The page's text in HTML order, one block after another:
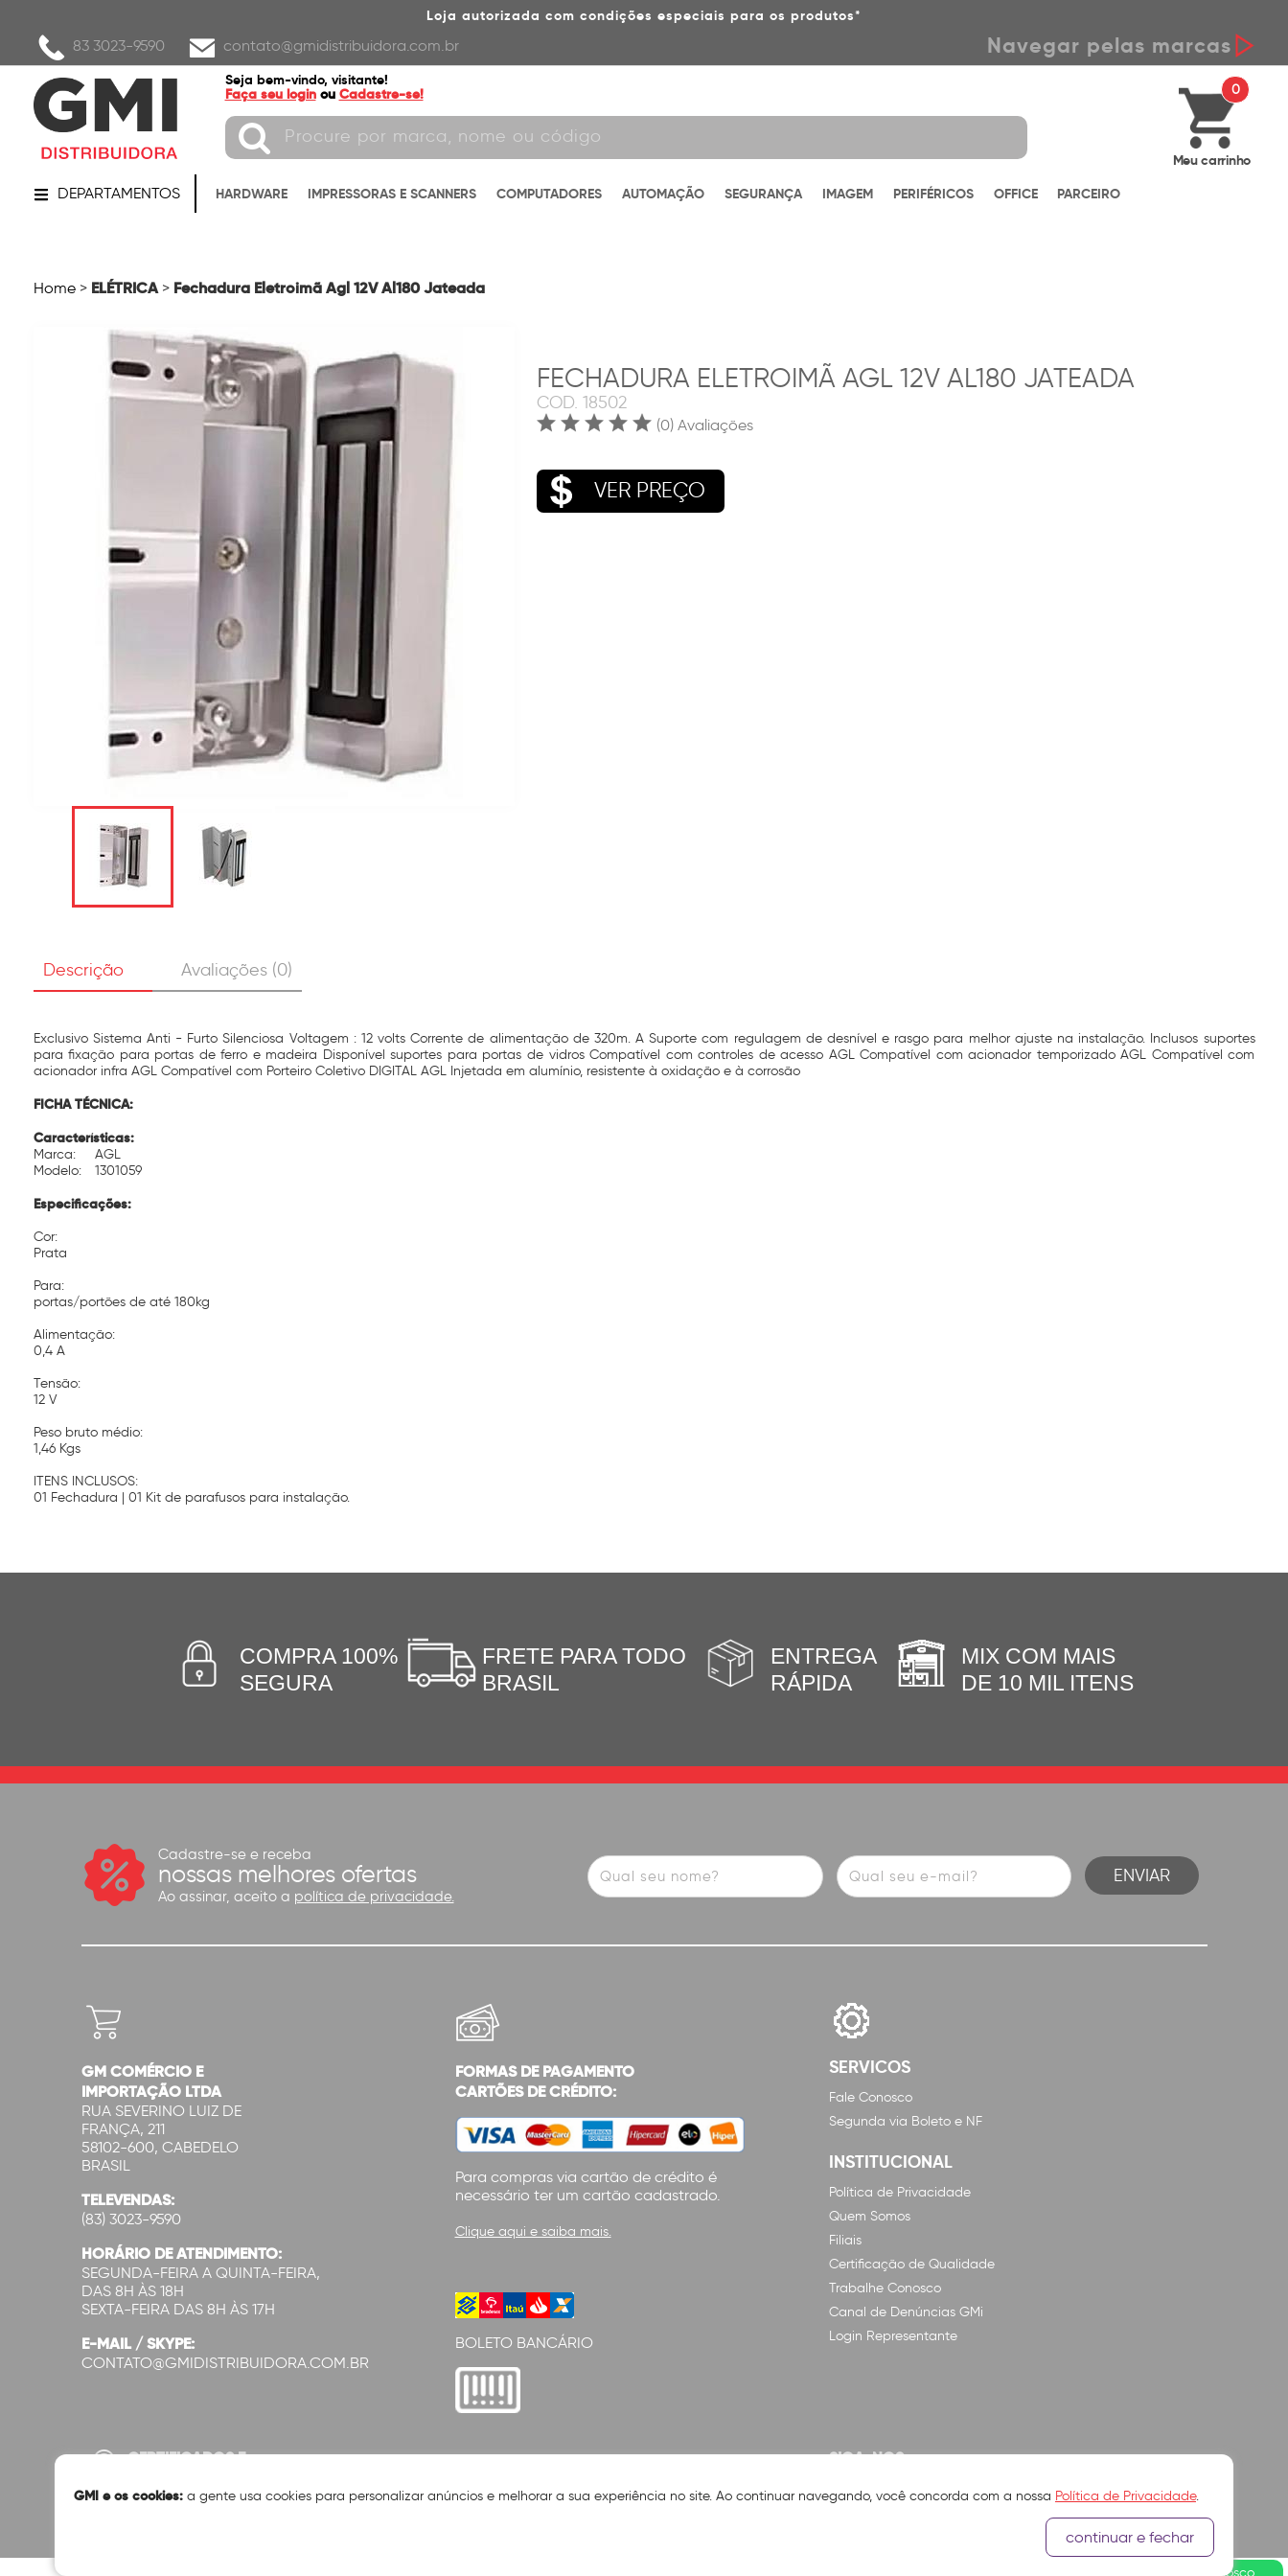
Loja autorizada com condições especiais para os produtos*
83 3023-9590 contato@gmidistribuidora.com.br Navegar pelas marcas
Seja bem-vindo, visitante!
Faça seu login ou Cadastre-se! 0
Meu carrinho
DEPARTAMENTOS HARDWARE IMPRESSORAS E SCANNERS COMPUTADORES AUTOMAÇÃO SEGURANÇA IMAGEM PERIFÉRICOS OFFICE PARCEIRO
Home > ELÉTRICA > Fechadura Eletroimã Agl 12V Al180 Jateada
FECHADURA ELETROIMÃ AGL 12V AL180 JATEADA
COD. 18502
(0) Avaliações
VER PREÇO
Descrição Avaliações (0)
Exclusivo Sistema Anti - Furto Silenciosa Voltagem : 12 volts Corrente de alimentação de 320m. A Suporte com regulagem de desnível e rasgo para melhor ajuste na instalação. Inclusos suportes
para fixação para portas de ferro e madeira Disponível suportes para portas de vidros Compatível com controles de acesso AGL Compatível com acionador temporizado AGL Compatível com
acionador infra AGL Compatível com Porteiro Coletivo DIGITAL AGL Injetada em alumínio, resistente à oxidação e à corrosão
FICHA TÉCNICA:
Características:
Marca:
AGL
Modelo:
1301059
Especificações:
Cor:
Prata
Para:
portas/portões de até 180kg
Alimentação:
0,4 A
Tensão:
12 V
Peso bruto médio:
1,46 Kgs
ITENS INCLUSOS:
01 Fechadura | 01 Kit de parafusos para instalação.
COMPRA 100%
SEGURA
FRETE PARA TODO
BRASIL
ENTREGA
RÁPIDA
MIX COM MAIS
DE 10 MIL ITENS
Cadastre-se e receba
nossas melhores ofertas
Ao assinar, aceito a política de privacidade.
GM COMÉRCIO E
IMPORTAÇÃO LTDA
RUA SEVERINO LUIZ DE
FRANÇA, 211
58102-600, CABEDELO
BRASIL
TELEVENDAS:
(83) 3023-9590
HORÁRIO DE ATENDIMENTO:
SEGUNDA-FEIRA A QUINTA-FEIRA,
DAS 8H ÀS 18H
SEXTA-FEIRA DAS 8H ÀS 17H
E-MAIL / SKYPE:
CONTATO@GMIDISTRIBUIDORA.COM.BR
FORMAS DE PAGAMENTO
CARTÕES DE CRÉDITO:
Para compras via cartão de crédito é
necessário ter um cartão cadastrado.
Clique aqui e saiba mais.
BOLETO BANCÁRIO
SERVICOS
Fale Conosco
Segunda via Boleto e NF
INSTITUCIONAL
Política de Privacidade
Quem Somos
Filiais
Certificação de Qualidade
Trabalhe Conosco
Canal de Denúncias GMi
Login Representante
CERTIFICADOS E
SIGA-NOS
GMI e os cookies: a gente usa cookies para personalizar anúncios e melhorar a sua experiência no site. Ao continuar navegando, você concorda com a nossa Política de Privacidade.
continuar e fechar
Fale Conosco